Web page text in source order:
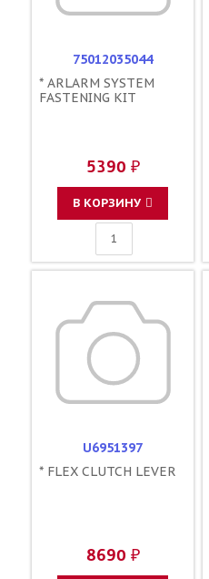
75012035044
* ARLARM SYSTEM
FASTENING KIT
5390 ₽
В КОРЗИНУ
U6951397
* FLEX CLUTCH LEVER
8690 ₽